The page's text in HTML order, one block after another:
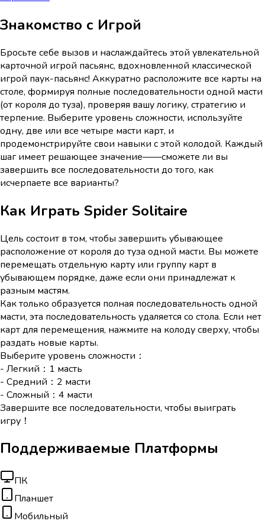
Знакомство с Игрой
Бросьте себе вызов и наслаждайтесь этой увлекательной
карточной игрой пасьянс, вдохновленной классической
игрой паук-пасьянс! Аккуратно расположите все карты на
столе, формируя полные последовательности одной масти
(от короля до туза), проверяя вашу логику, стратегию и
терпение. Выберите уровень сложности, используйте
одну, две или все четыре масти карт, и
продемонстрируйте свои навыки с этой колодой. Каждый
шаг имеет решающее значение——сможете ли вы
завершить все последовательности до того, как
исчерпаете все варианты?
Как Играть Spider Solitaire
Цель состоит в том, чтобы завершить убывающее
расположение от короля до туза одной масти. Вы можете
перемещать отдельную карту или группу карт в
убывающем порядке, даже если они принадлежат к
разным мастям.
Как только образуется полная последовательность одной
масти, эта последовательность удаляется со стола. Если нет
карт для перемещения, нажмите на колоду сверху, чтобы
раздать новые карты.
Выберите уровень сложности：
- Легкий：1 масть
- Средний：2 масти
- Сложный：4 масти
Завершите все последовательности, чтобы выиграть
игру！
Поддерживаемые Платформы
ПК
Планшет
Мобильный